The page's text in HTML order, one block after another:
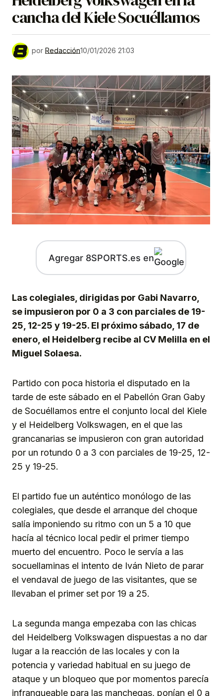
cancha del Kiele Socuéllamos
por Redacción10/01/2026 21:03
Agregar 8SPORTS.es en
Las colegiales, dirigidas por Gabi Navarro,
se impusieron por 0 a 3 con parciales de 19-
25, 12-25 y 19-25. El próximo sábado, 17 de
enero, el Heidelberg recibe al CV Melilla en el
Miguel Solaesa.
Partido con poca historia el disputado en la
tarde de este sábado en el Pabellón Gran Gaby
de Socuéllamos entre el conjunto local del Kiele
y el Heidelberg Volkswagen, en el que las
grancanarias se impusieron con gran autoridad
por un rotundo 0 a 3 con parciales de 19-25, 12-
25 y 19-25.
El partido fue un auténtico monólogo de las
colegiales, que desde el arranque del choque
salía imponiendo su ritmo con un 5 a 10 que
hacía al técnico local pedir el primer tiempo
muerto del encuentro. Poco le servía a las
socuellaminas el intento de Iván Nieto de parar
el vendaval de juego de las visitantes, que se
llevaban el primer set por 19 a 25.
La segunda manga empezaba con las chicas
del Heidelberg Volkswagen dispuestas a no dar
lugar a la reacción de las locales y con la
potencia y variedad habitual en su juego de
ataque y un bloqueo que por momentos parecía
infranqueable para las manchegas, ponían el 0 a